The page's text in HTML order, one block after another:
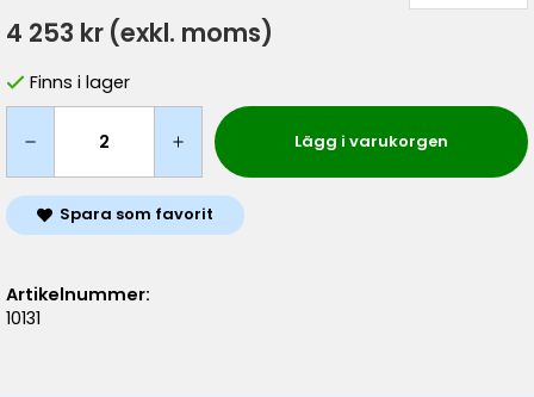
4 253 kr (exkl. moms)
Finns i lager
Lägg i varukorgen
Spara som favorit
Artikelnummer:
10131